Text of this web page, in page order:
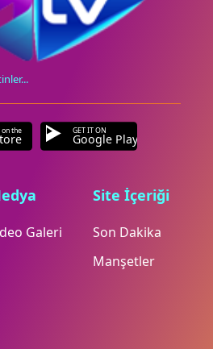
on the GET IT ON
Google Play
Galeri
Site İçeriği
Son Dakika
Manşetler